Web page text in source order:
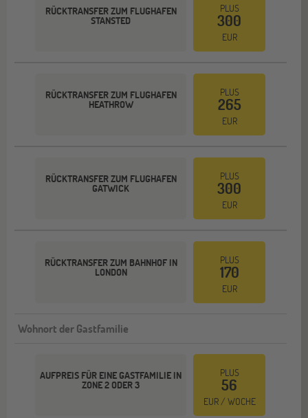
RÜCKTRANSFER ZUM FLUGHAFEN
STANSTED
PLUS
300
EUR
RÜCKTRANSFER ZUM FLUGHAFEN
HEATHROW
PLUS
265
EUR
RÜCKTRANSFER ZUM FLUGHAFEN
GATWICK
PLUS
300
EUR
RÜCKTRANSFER ZUM BAHNHOF IN
LONDON
PLUS
170
EUR
Wohnort der Gastfamilie
AUFPREIS FÜR EINE GASTFAMILIE IN
ZONE 2 ODER 3
PLUS
56
EUR / WOCHE